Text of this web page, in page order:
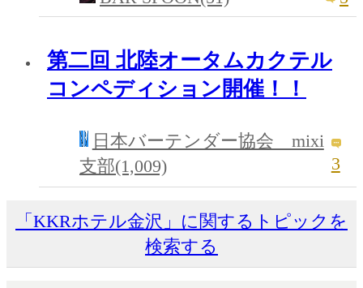
第二回 北陸オータムカクテル
コンペディション開催！！
日本バーテンダー協会 mixi
支部(1,009)
3
「KKRホテル金沢」に関するトピックを
検索する